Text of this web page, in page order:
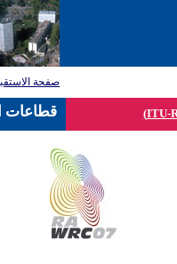
صفحة
قطاعات